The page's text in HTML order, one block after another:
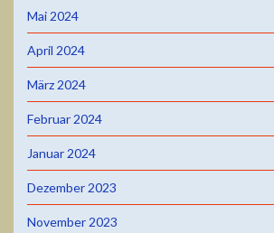
Mai 2024
April 2024
März 2024
Februar 2024
Januar 2024
Dezember 2023
November 2023